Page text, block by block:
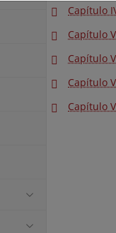
Capítulo
Capítulo
Capítulo
Capítulo
Capítulo